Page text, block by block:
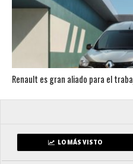
Renault es gran aliado para el
LO MÁS VISTO